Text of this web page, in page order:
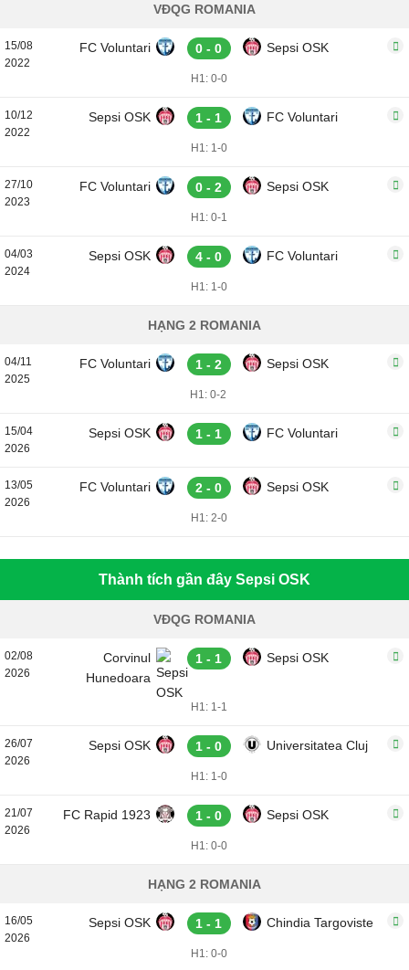
VĐQG ROMANIA
15/08
2022
FC Voluntari 0 - 0 Sepsi OSK
H1: 0-0
10/12
2022
Sepsi OSK 1 - 1 FC Voluntari
H1: 1-0
27/10
2023
FC Voluntari 0 - 2 Sepsi OSK
H1: 0-1
04/03
2024
Sepsi OSK 4 - 0 FC Voluntari
H1: 1-0
HẠNG 2 ROMANIA
04/11
2025
FC Voluntari 1 - 2 Sepsi OSK
H1: 0-2
15/04
2026
Sepsi OSK 1 - 1 FC Voluntari
13/05
2026
FC Voluntari 2 - 0 Sepsi OSK
H1: 2-0
Thành tích gần đây Sepsi OSK
VĐQG ROMANIA
02/08
2026
Corvinul
Hunedoara
1 - 1 Sepsi OSK
H1: 1-1
26/07
2026
Sepsi OSK 1 - 0 Universitatea Cluj
H1: 1-0
21/07
2026
FC Rapid 1923 1 - 0 Sepsi OSK
H1: 0-0
HẠNG 2 ROMANIA
16/05
2026
Sepsi OSK 1 - 1 Chindia Targoviste
H1: 0-0